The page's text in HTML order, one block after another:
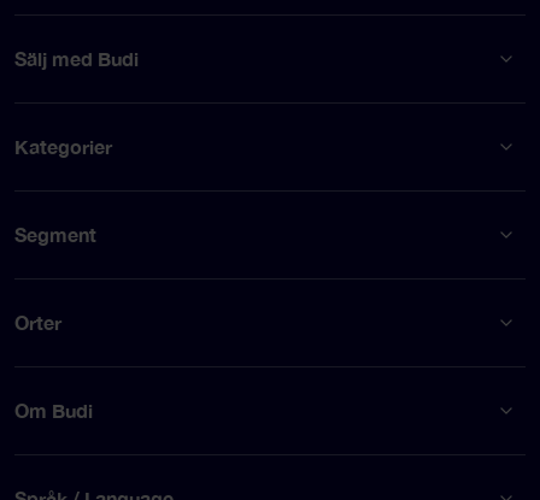
Sälj med Budi
Kategorier
Segment
Orter
Om Budi